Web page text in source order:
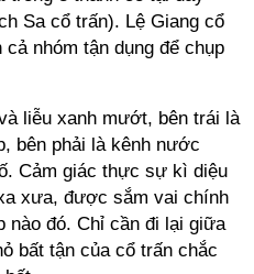
Sa cổ trấn). Lệ Giang cổ
nhóm tận dụng để chụp
liễu xanh mướt, bên trái là
bên phải là kênh nước
Cảm giác thực sự kì diệu
xưa, được sắm vai chính
nào đó. Chỉ cần đi lại giữa
bất tận của cổ trấn chắc